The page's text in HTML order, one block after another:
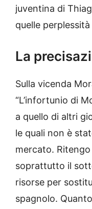
juventina di
quelle
La
Sulla vicenda
“L’infortunio di
a quello di altri
le quali non è
mercato.
soprattutto il
risorse per
spagnolo.